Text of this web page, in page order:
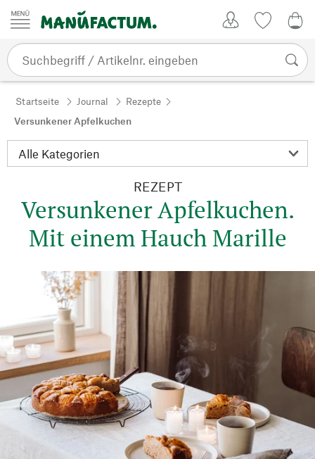
Zum Inhalt springen
Startseite Journal
Rezepte
Versunkener Apfelkuchen
REZEPT
Versunkener Apfelkuchen.
Mit einem Hauch Marille